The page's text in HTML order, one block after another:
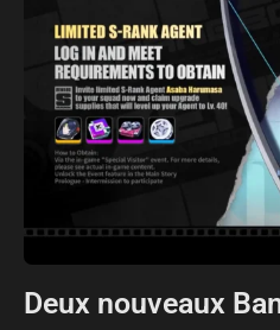
Deux nouveaux